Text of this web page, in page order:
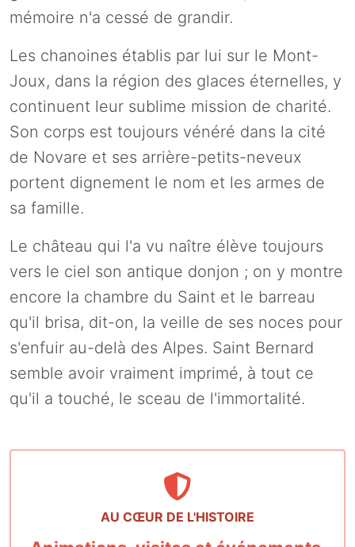
mémoire n'a cessé de grandir.
Les chanoines établis par lui sur le Mont-
Joux, dans la région des glaces éternelles, y
continuent leur sublime mission de charité.
Son corps est toujours vénéré dans la cité
de Novare et ses arrière-petits-neveux
portent dignement le nom et les armes de
sa famille.
Le château qui l'a vu naître élève toujours
vers le ciel son antique donjon ; on y montre
encore la chambre du Saint et le barreau
qu'il brisa, dit-on, la veille de ses noces pour
s'enfuir au-delà des Alpes. Saint Bernard
semble avoir vraiment imprimé, à tout ce
qu'il a touché, le sceau de l'immortalité.
AU CŒUR DE L'HISTOIRE